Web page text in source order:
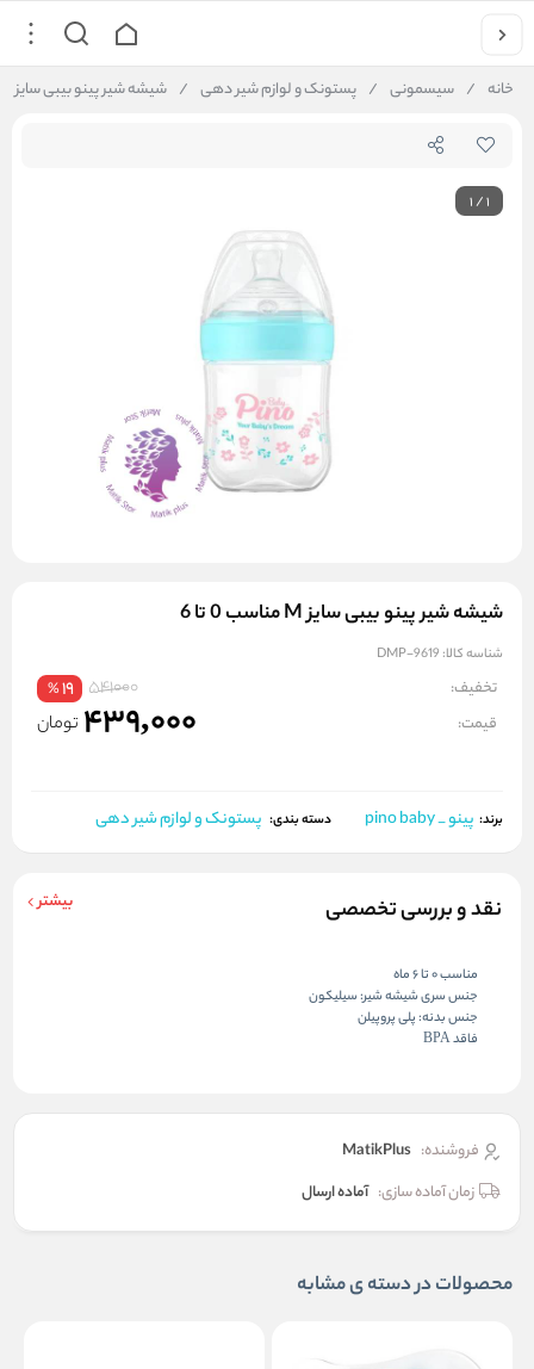
خانه / سیسمونی / پستونک و لوازم شیر دهی / شیشه شیر پینو بیبی سایز M مناسب 0 تا 6
1/1
شیشه شیر پینو بیبی سایز M مناسب 0 تا 6
شناسه کالا: DMP-9619
تخفیف: 541000
19
%
قیمت: 439,000 تومان
برند: پینو _ pino baby دسته بندی: پستونک و لوازم شیر دهی
نقد و بررسی تخصصی بیشتر
مناسب 0 تا 6 ماه
جنس سری شیشه شیر: سیلیکون
جنس بدنه: پلی پروپیلن
فاقد BPA
فروشنده: MatikPlus
زمان آماده سازی: آماده ارسال
محصولات در دسته ی مشابه